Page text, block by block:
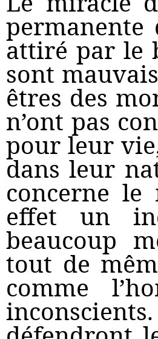
permanente
attiré par le
sont
êtres des
n’ont pas
pour leur
dans leur
concerne
effet un
beaucoup
tout de
comme